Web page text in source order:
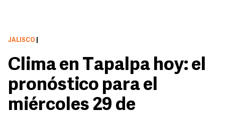
JALISCO
Clima en Tapalpa hoy: el
pronóstico para el
miércoles 29 de